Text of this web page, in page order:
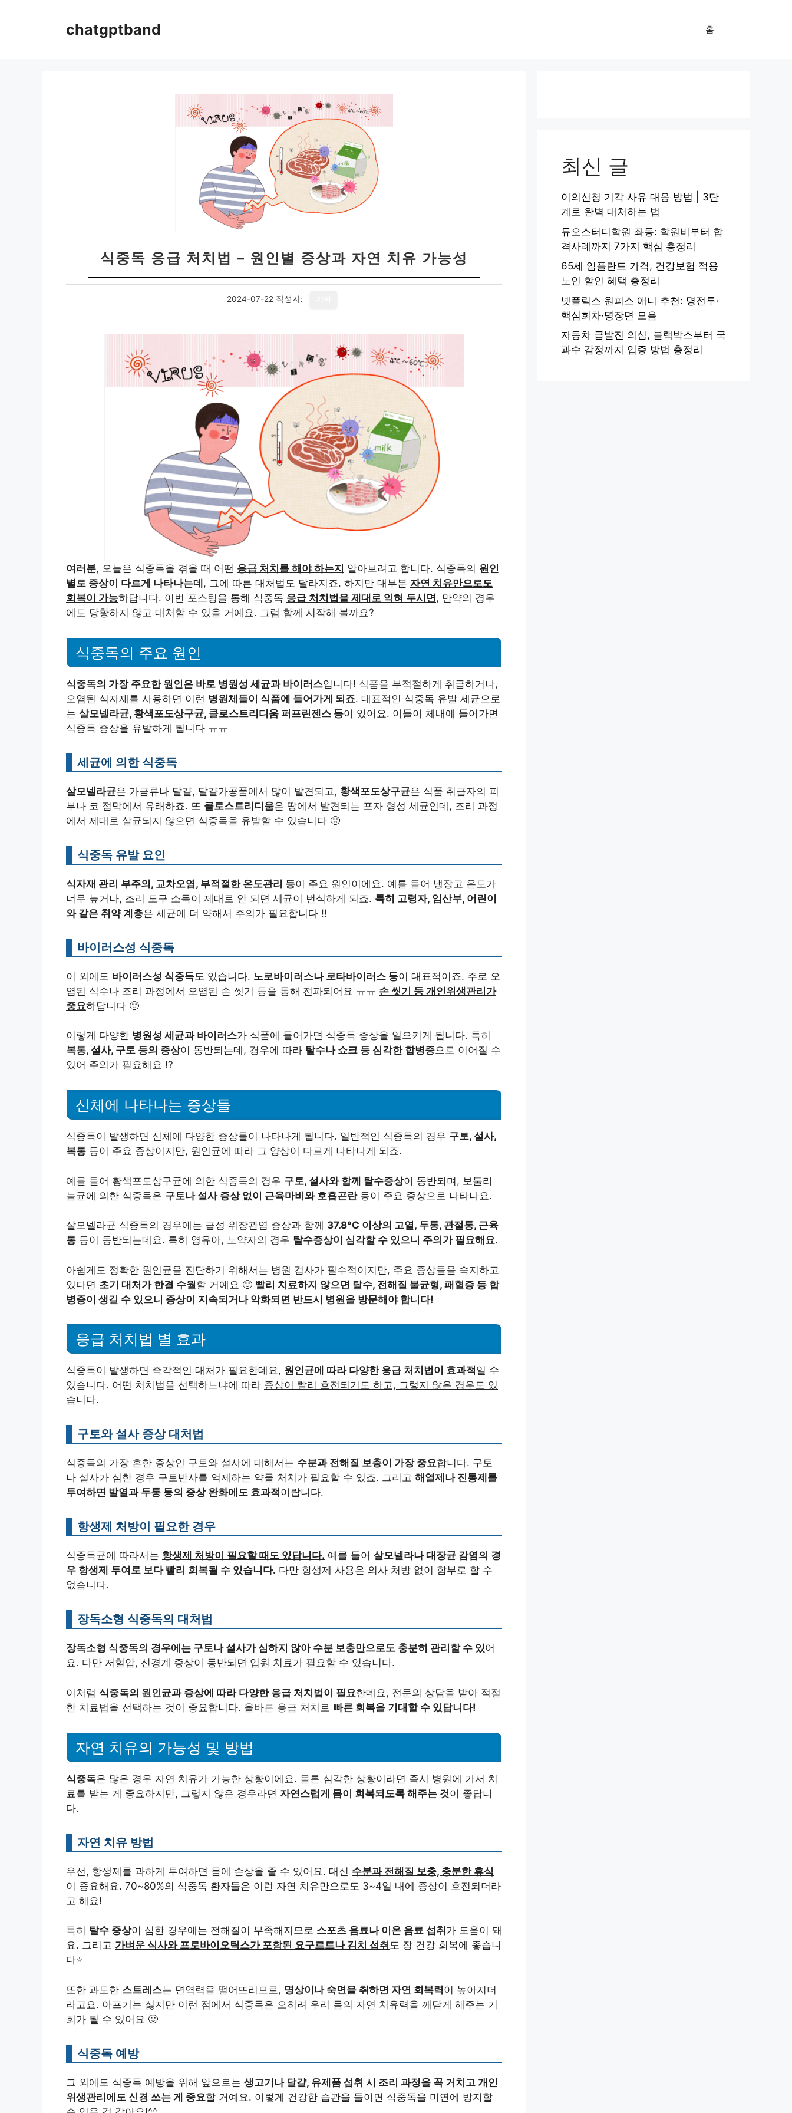
chatgptband 홈
식중독 응급 처치법 – 원인별 증상과 자연 치유 가능성
2024-07-22 작성자:
여러분, 오늘은 식중독을 겪을 때 어떤 응급 처치를 해야 하는지 알아보려고 합니다. 식중독의 원인
별로 증상이 다르게 나타나는데 , 그에 따른 대처법도 달라지죠. 하지만 대부분 자연 치유만으로도
회복이 가능하답니다. 이번 포스팅을 통해 식중독 응급 처치법을 제대로 익혀 두시면, 만약의 경우
에도 당황하지 않고 대처할 수 있을 거예요. 그럼 함께 시작해 볼까요?
식중독의 주요 원인
식중독의 가장 주요한 원인은 바로 병원성 세균과 바이러스입니다! 식품을 부적절하게 취급하거나,
오염된 식자재를 사용하면 이런 병원체들이 식품에 들어가게 되죠. 대표적인 식중독 유발 세균으로
는 살모넬라균, 황색포도상구균, 클로스트리디움 퍼프린젠스 등이 있어요. 이들이 체내에 들어가면
식중독 증상을 유발하게 됩니다 ㅠㅠ
세균에 의한 식중독
살모넬라균은 가금류나 달걀, 달걀가공품에서 많이 발견되고, 황색포도상구균은 식품 취급자의 피
부나 코 점막에서 유래하죠. 또 클로스트리디움은 땅에서 발견되는 포자 형성 세균인데, 조리 과정
에서 제대로 살균되지 않으면 식중독을 유발할 수 있습니다 🤢
식중독 유발 요인
식자재 관리 부주의, 교차오염, 부적절한 온도관리 등이 주요 원인이에요. 예를 들어 냉장고 온도가
너무 높거나, 조리 도구 소독이 제대로 안 되면 세균이 번식하게 되죠. 특히 고령자, 임산부, 어린이
와 같은 취약 계층은 세균에 더 약해서 주의가 필요합니다 !!
바이러스성 식중독
이 외에도 바이러스성 식중독도 있습니다. 노로바이러스나 로타바이러스 등이 대표적이죠. 주로 오
염된 식수나 조리 과정에서 오염된 손 씻기 등을 통해 전파되어요 ㅠㅠ 손 씻기 등 개인위생관리가
중요하답니다 🙂
이렇게 다양한 병원성 세균과 바이러스가 식품에 들어가면 식중독 증상을 일으키게 됩니다. 특히
복통, 설사, 구토 등의 증상이 동반되는데, 경우에 따라 탈수나 쇼크 등 심각한 합병증으로 이어질 수
있어 주의가 필요해요 !?
신체에 나타나는 증상들
식중독이 발생하면 신체에 다양한 증상들이 나타나게 됩니다. 일반적인 식중독의 경우 구토, 설사,
복통 등이 주요 증상이지만, 원인균에 따라 그 양상이 다르게 나타나게 되죠.
예를 들어 황색포도상구균에 의한 식중독의 경우 구토, 설사와 함께 탈수증상이 동반되며, 보툴리
눔균에 의한 식중독은 구토나 설사 증상 없이 근육마비와 호흡곤란등이 주요 증상으로 나타나요.
살모넬라균 식중독의 경우에는 급성 위장관염 증상과 함께 37.8°C 이상의 고열, 두통, 관절통, 근육
통 등이 동반되는데요. 특히 영유아, 노약자의 경우 탈수증상이 심각할 수 있으니 주의가 필요해요.
아쉽게도 정확한 원인균을 진단하기 위해서는 병원 검사가 필수적이지만, 주요 증상들을 숙지하고
있다면 초기 대처가 한결 수월할 거예요 🙂 빨리 치료하지 않으면 탈수, 전해질 불균형, 패혈증 등 합
병증이 생길 수 있으니 증상이 지속되거나 악화되면 반드시 병원을 방문해야 합니다!
응급 처치법 별 효과
식중독이 발생하면 즉각적인 대처가 필요한데요, 원인균에 따라 다양한 응급 처치법이 효과적 일 수
있습니다. 어떤 처치법을 선택하느냐에 따라 증상이 빨리 호전되기도 하고, 그렇지 않은 경우도 있
습니다.
구토와 설사 증상 대처법
식중독의 가장 흔한 증상인 구토와 설사에 대해서는 수분과 전해질 보충이 가장 중요합니다. 구토
나 설사가 심한 경우 구토반사를 억제하는 약물 처치가 필요할 수 있죠. 그리고 해열제나 진통제를
투여하면 발열과 두통 등의 증상 완화에도 효과적 이랍니다.
항생제 처방이 필요한 경우
식중독균에 따라서는 항생제 처방이 필요할 때도 있답니다. 예를 들어 살모넬라나 대장균 감염의 경
우 항생제 투여로 보다 빨리 회복될 수 있습니다. 다만 항생제 사용은 의사 처방 없이 함부로 할 수
없습니다.
장독소형 식중독의 대처법
장독소형 식중독의 경우에는 구토나 설사가 심하지 않아 수분 보충만으로도 충분히 관리할 수 있어
요. 다만 저혈압, 신경계 증상이 동반되면 입원 치료가 필요할 수 있습니다.
이처럼 식중독의 원인균과 증상에 따라 다양한 응급 처치법이 필요한데요, 전문의 상담을 받아 적절
한 치료법을 선택하는 것이 중요합니다. 올바른 응급 처치로 빠른 회복을 기대할 수 있답니다!
자연 치유의 가능성 및 방법
식중독은 많은 경우 자연 치유가 가능한 상황이에요. 물론 심각한 상황이라면 즉시 병원에 가서 치
료를 받는 게 중요하지만, 그렇지 않은 경우라면 자연스럽게 몸이 회복되도록 해주는 것이 좋답니
다.
자연 치유 방법
우선, 항생제를 과하게 투여하면 몸에 손상을 줄 수 있어요. 대신 수분과 전해질 보충, 충분한 휴식
이 중요해요. 70~80%의 식중독 환자들은 이런 자연 치유만으로도 3~4일 내에 증상이 호전되더라
고 해요!
특히 탈수 증상이 심한 경우에는 전해질이 부족해지므로 스포츠 음료나 이온 음료 섭취 가 도움이 돼
요. 그리고 가벼운 식사와 프로바이오틱스가 포함된 요구르트나 김치 섭취 도 장 건강 회복에 좋습니
다⭐
또한 과도한 스트레스는 면역력을 떨어뜨리므로, 명상이나 숙면을 취하면 자연 회복력이 높아지더
라고요. 아프기는 싫지만 이런 점에서 식중독은 오히려 우리 몸의 자연 치유력을 깨닫게 해주는 기
회가 될 수 있어요 🙂
식중독 예방
그 외에도 식중독 예방을 위해 앞으로는 생고기나 달걀, 유제품 섭취 시 조리 과정을 꼭 거치고 개인
위생관리에도 신경 쓰는 게 중요할 거예요. 이렇게 건강한 습관을 들이면 식중독을 미연에 방지할
최신 글
이의신청 기각 사유 대응 방법 | 3단
계로 완벽 대처하는 법
듀오스터디학원 좌동: 학원비부터 합
격사례까지 7가지 핵심 총정리
65세 임플란트 가격, 건강보험 적용
노인 할인 혜택 총정리
넷플릭스 원피스 애니 추천: 명전투·
핵심회차·명장면 모음
자동차 급발진 의심, 블랙박스부터 국
과수 감정까지 입증 방법 총정리